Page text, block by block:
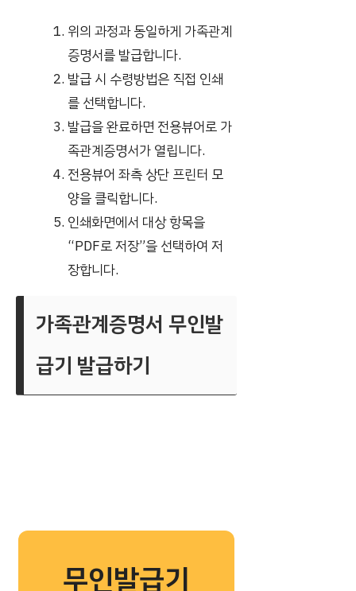
위의 과정과 동일하게 가족관계
증명서를 발급합니다.
발급 시 수령방법은 직접 인쇄
를 선택합니다.
발급을 완료하면 전용뷰어로 가
족관계증명서가 열립니다.
전용뷰어 좌측 상단 프린터 모
양을 클릭합니다.
인쇄화면에서 대상 항목을
“PDF로 저장”을 선택하여 저
장합니다.
가족관계증명서 무인발
급기 발급하기
무인발급기